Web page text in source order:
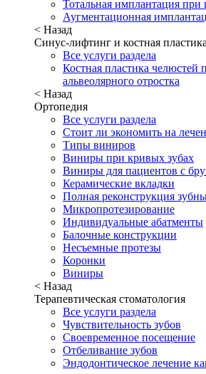
Тотальная имплантация при
Аугментационная
< Назад
Синус-лифтинг и костная пластика
Все услуги раздела
Костная пластика челюстей
альвеолярного отростка
< Назад
Ортопедия
Все услуги раздела
Стоит ли экономить на
Типы виниров
Виниры при кривых зубах
Виниры для пациентов с
Керамические вкладки
Полная реконструкция
Микропротезирование
Индивидуальные абатменты
Балочные конструкции
Несъемные протезы
Коронки
Виниры
< Назад
Терапевтическая стоматология
Все услуги раздела
Чувствительность зубов
Своевременное посещение
Отбеливание зубов
Эндодонтическое лечение